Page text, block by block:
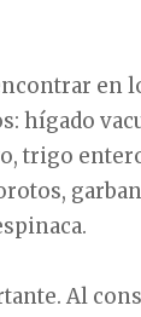
en
hígado
trigo
Al